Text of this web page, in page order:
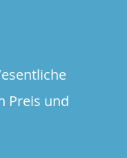
Preis und